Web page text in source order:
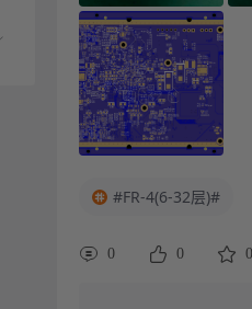
#FR-4(6-32层)#
0 0 0